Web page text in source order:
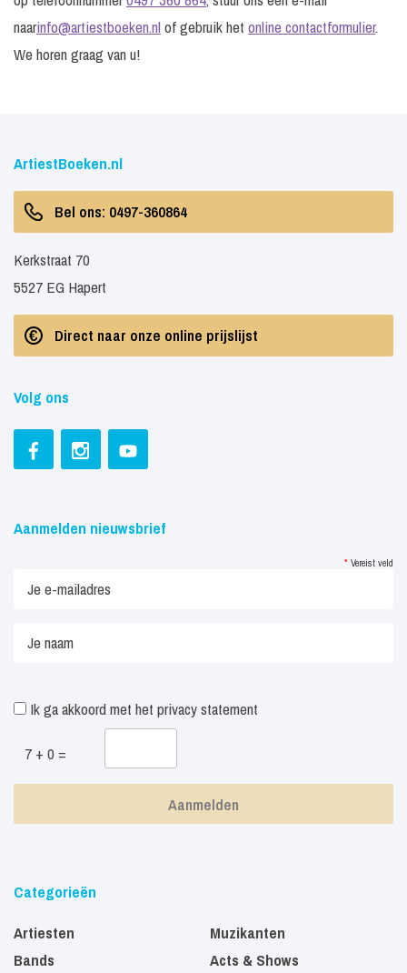
naarinfo@artiestboeken.nlof gebruik het online contactformulier.
We horen graag van u!
ArtiestBoeken.nl
Bel ons: 0497-360864
Kerkstraat 70
5527 EG Hapert
Direct naar onze online prijslijst
Volg ons
Aanmelden nieuwsbrief
* Vereist veld
Ik ga akkoord met het privacy statement
7 + 0 =
Categorieën
Artiesten
Bands
Muzikanten
Acts & Shows